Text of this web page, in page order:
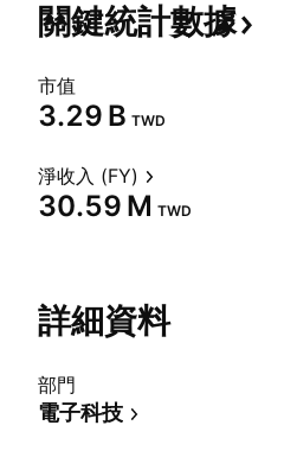
關鍵統計數據
市值
‪3.29 B‬ TWD
淨收入 (FY)
‪30.59 M‬ TWD
詳細資料
部門
電子科技